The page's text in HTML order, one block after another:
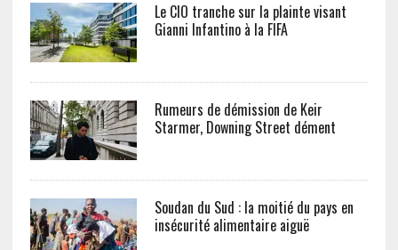
Le CIO tranche sur la plainte visant
Gianni Infantino à la FIFA
Rumeurs de démission de Keir
Starmer, Downing Street dément
Soudan du Sud : la moitié du pays en
insécurité alimentaire aiguë